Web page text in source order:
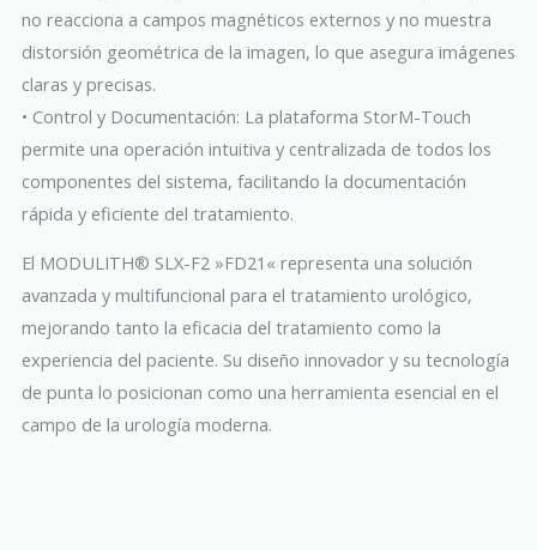
no reacciona a campos magnéticos externos y no muestra
distorsión geométrica de la imagen, lo que asegura imágenes
claras y precisas.
• Control y Documentación: La plataforma StorM-Touch
permite una operación intuitiva y centralizada de todos los
componentes del sistema, facilitando la documentación
rápida y eficiente del tratamiento.
El MODULITH® SLX-F2 »FD21« representa una solución
avanzada y multifuncional para el tratamiento urológico,
mejorando tanto la eficacia del tratamiento como la
experiencia del paciente. Su diseño innovador y su tecnología
de punta lo posicionan como una herramienta esencial en el
campo de la urología moderna.